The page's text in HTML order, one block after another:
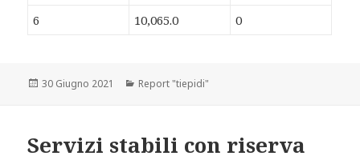
6 10,065.0 0
Scritto
30 Giugno 2021 Categorie
Report "tiepidi"
Servizi stabili con riserva